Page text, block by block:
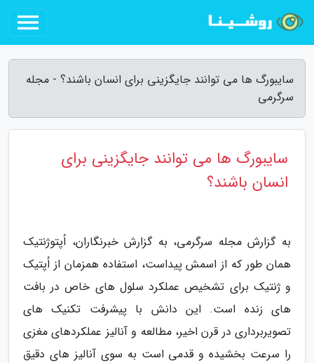
سایبورگ ها می توانند جایگزینی برای انسان باشند؟ - مجله
سرگرمی
سایبورگ ها می توانند جایگزینی برای
انسان باشند؟
به گزارش مجله سرگرمی، به گزارش خبرنگاران، اُپتوژنتیک
همان طور که از اسمش پیداست، استفاده همزمان از اُپتیک
و ژنتیک برای تشخیص عملکرد سلول های خاص در بافت
های زنده است. این دانش با پیشرفت تکنیک های
تصویربرداری در قرن اخیر، مطالعه و آنالیز عملکردهای مغزی
را سرعت بخشیده و قدمی است به سوی آنالیز های دقیق